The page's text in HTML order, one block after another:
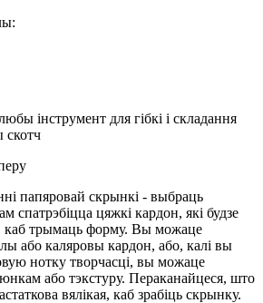
інструмент для гібкі і складання
скотч
папяровай скрынкі - выбраць
спатрэбіцца цяжкі кардон, які будзе
каб трымаць форму. Вы можаце
або каляровы кардон, або, калі вы
нотку творчасці, вы можаце
або тэкстуру. Пераканайцеся, што
вялікая, каб зрабіць скрынку.